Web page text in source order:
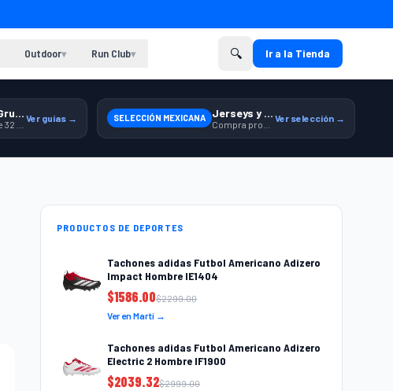
Outdoor▾ Run Club▾ 🔍 Ir a la Tienda
México líder del Grupo A Ver guías → SELECCIÓN MEXICANA Jerseys y equipamiento relacionado Ver selección →
PRODUCTOS DE DEPORTES
Tachones adidas Futbol Americano Adizero
Impact Hombre IE1404
$1586.00$2299.00
Ver en Martí →
Tachones adidas Futbol Americano Adizero
Electric 2 Hombre IF1900
$2039.32$2999.00